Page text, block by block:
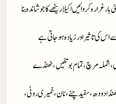
کروائیں اکیلا ریٹھے کا جوشاندہ بنا
کی تاثیر اور زیادہ ہو جاتی ہے
شملہ مرچ، تمام بوتلیں، ٹھنڈے
دودھ، سفید چنے،نان، خمیری روٹی،